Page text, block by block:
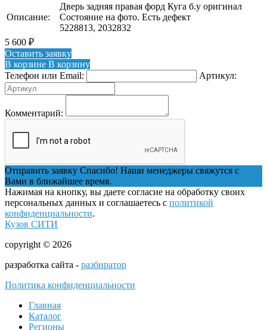
Описание:
Дверь задняя правая форд Куга б.у оригинал
Состояние на фото. Есть дефект
5228813, 2032832
5 600 ₽
Оставить заявку
В корзине В корзину
Телефон или Email:
Артикул:
Комментарий:
Отправить заявку Спасибо! Наши менеджеры свяжутся с
Вами в ближайшее время.
Нажимая на кнопку, вы даете согласие на обработку своих
персональных данных и соглашаетесь с политикой
конфиденциальности.
Кузов СИТИ
copyright © 2026
разработка сайта - разбиратор
Политика конфиденциальности
Главная
Каталог
Регионы